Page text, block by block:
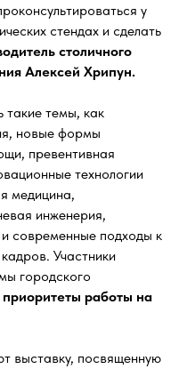
у
стендах и сделать
столичного
Алексей Хрипун.
такие темы, как
новые формы
превентивная
технологии
медицина,
инженерия,
современные подходы к
Участники
городского
приоритеты работы на
выставку, посвященную